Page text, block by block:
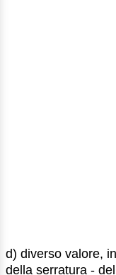
d) diverso valore,
della serratura -